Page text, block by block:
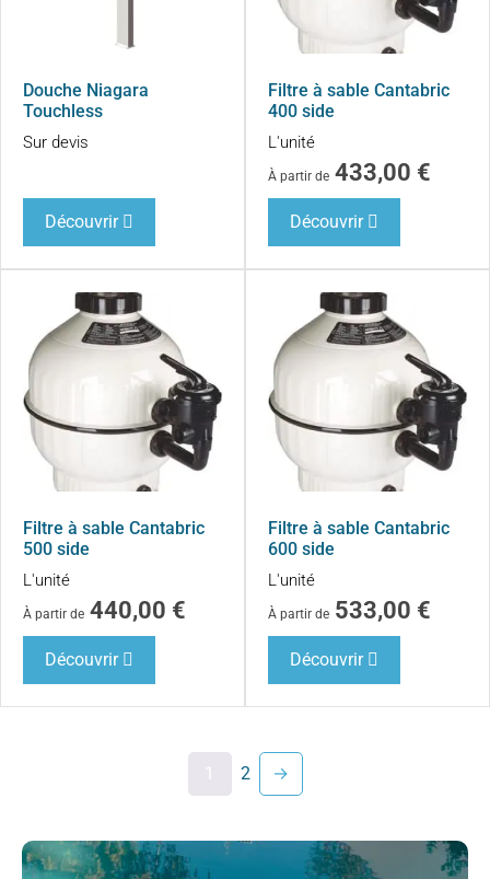
Douche Niagara
Touchless
Sur devis
Découvrir
Filtre à sable Cantabric
400 side
L'unité
À partir de 433,00 €
Découvrir
Filtre à sable Cantabric
500 side
L'unité
À partir de 440,00 €
Découvrir
Filtre à sable Cantabric
600 side
L'unité
À partir de 533,00 €
Découvrir
1 2 →